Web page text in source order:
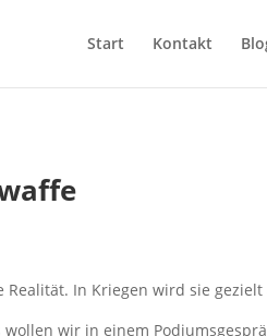
Start Kontakt
In Kriegen wird sie
wir in einem